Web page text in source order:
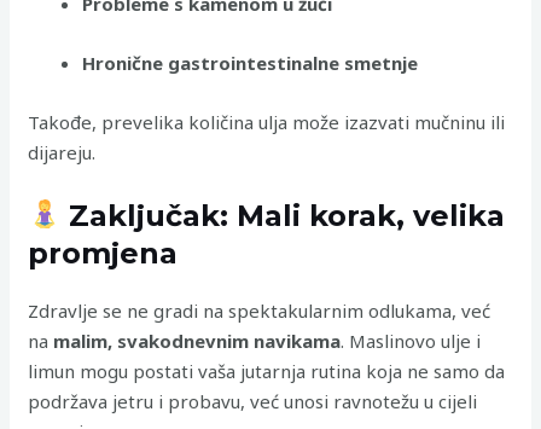
Hronične gastrointestinalne smetnje
Takođe, prevelika količina ulja može izazvati mučninu ili
dijareju.
Zaključak: Mali korak, velika
promjena
Zdravlje se ne gradi na spektakularnim odlukama, već
na malim, svakodnevnim navikama. Maslinovo ulje i
limun mogu postati vaša jutarnja rutina koja ne samo da
podržava jetru i probavu, već unosi ravnotežu u cijeli